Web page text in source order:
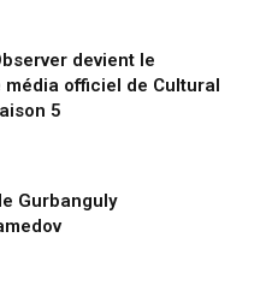
devient le
officiel de Cultural
5
Gurbanguly